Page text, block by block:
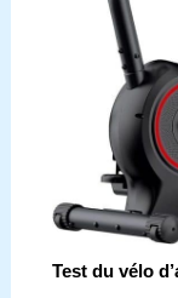
Test du vélo